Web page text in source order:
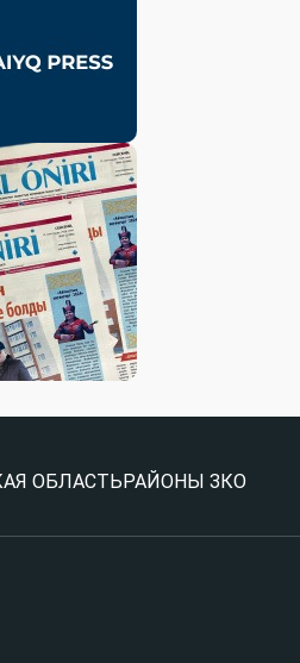
ОБЛАСТЬРАЙОНЫ ЗКО